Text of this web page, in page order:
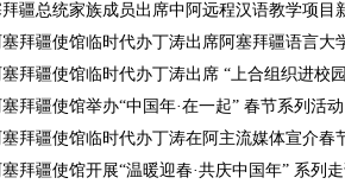
拜疆总统家族成员出席中阿远程汉语教学项目
拜疆使馆临时代办丁涛出席阿塞拜疆语言大
拜疆使馆临时代办丁涛出席 “上合组织进校园
拜疆使馆举办“中国年·在一起” 春节系列活动
拜疆使馆临时代办丁涛在阿主流媒体宣介春
拜疆使馆开展“温暖迎春·共庆中国年” 系列走